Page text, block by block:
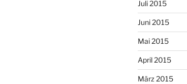
Juli 2015
Juni 2015
Mai 2015
April 2015
März 2015